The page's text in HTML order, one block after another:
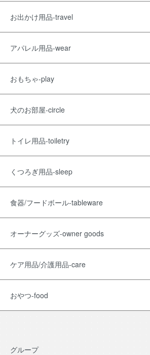
お出かけ用品-travel
アパレル用品-wear
おもちゃ-play
犬のお部屋-circle
トイレ用品-toiletry
くつろぎ用品-sleep
食器/フードボール-tableware
オーナーグッズ-owner goods
ケア用品/介護用品-care
おやつ-food
グループ